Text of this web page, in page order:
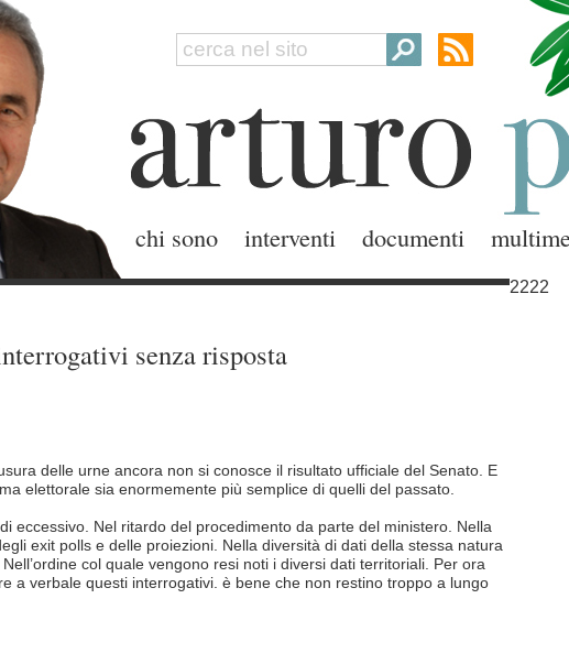
chi sono interventi documenti
2222
senza risposta
delle urne ancora non si conosce il risultato ufficiale del Senato. E
elettorale sia enormemente più semplice di quelli del passato.
eccessivo. Nel ritardo del procedimento da parte del ministero. Nella
exit polls e delle proiezioni. Nella diversità di dati della stessa natura
col quale vengono resi noti i diversi dati territoriali. Per ora
a verbale questi interrogativi. è bene che non restino troppo a lungo